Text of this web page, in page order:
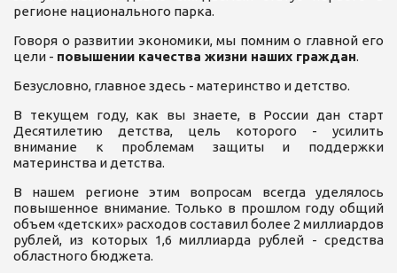
регионе национального парка.
Говоря о развитии экономики, мы помним о главной его
цели - повышении качества жизни наших граждан.
Безусловно, главное здесь - материнство и детство.
В текущем году, как вы знаете, в России дан старт
Десятилетию детства, цель которого - усилить
внимание к проблемам защиты и поддержки
материнства и детства.
В нашем регионе этим вопросам всегда уделялось
повышенное внимание. Только в прошлом году общий
объем «детских» расходов составил более 2 миллиардов
рублей, из которых 1,6 миллиарда рублей - средства
областного бюджета.